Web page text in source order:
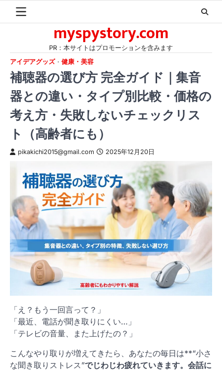
myspystory.com
PR：本サイトはプロモーションを含みます
アイデアグッズ
健康・美容
補聴器の選び方 完全ガイド｜集音
器との違い・タイプ別比較・価格の
考え方・失敗しないチェックリス
ト（高齢者にも）
pikakichi2015@gmail.com 2025年12月20日
「え？もう一回言って？」
「最近、電話が聞き取りにくい…」
「テレビの音量、また上げたの？」
こんなやり取りが増えてきたら、あなたの毎日は**“小さ
な聞き取りストレス”でじわじわ疲れていきます。会話に